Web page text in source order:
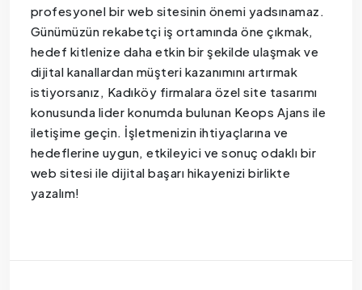
profesyonel bir web sitesinin önemi yadsınamaz.
Günümüzün rekabetçi iş ortamında öne çıkmak,
hedef kitlenize daha etkin bir şekilde ulaşmak ve
dijital kanallardan müşteri kazanımını artırmak
istiyorsanız, Kadıköy firmalara özel site tasarımı
konusunda lider konumda bulunan Keops Ajans ile
iletişime geçin. İşletmenizin ihtiyaçlarına ve
hedeflerine uygun, etkileyici ve sonuç odaklı bir
web sitesi ile dijital başarı hikayenizi birlikte
yazalım!